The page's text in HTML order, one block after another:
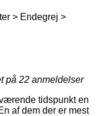
> Endegrej >
på 22 anmeldelser
tidspunkt en
af dem der er mest